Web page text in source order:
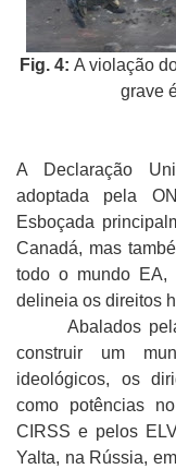
Fig. 4: A violação
grave
A Declaração
adoptada pela
Esboçada
Canadá, mas
todo o mundo EA,
delineia os direitos
Abalados pela
construir um
ideológicos, os
como potências
CIRSS e pelos
Yalta, na Rússia,